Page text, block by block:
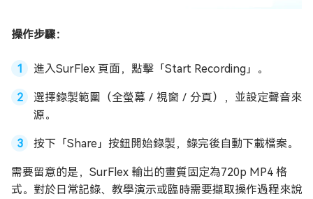
操作步驟：
進入SurFlex 頁面，點擊「Start Recording」。
選擇錄製範圍（全螢幕／視窗／分頁），並設定聲音來
源。
按下「Share」按鈕開始錄製，錄完後自動下載檔案。
需要留意的是，SurFlex 輸出的畫質固定為720p MP4 格
式。對於日常記錄、教學演示或臨時需要擷取操作過程來說